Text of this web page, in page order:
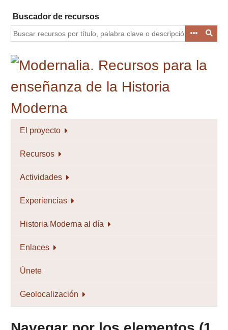
contenido
principal
Buscador de recursos
El proyecto
Recursos
Actividades
Experiencias
Historia Moderna al día
Enlaces
Únete
Geolocalización